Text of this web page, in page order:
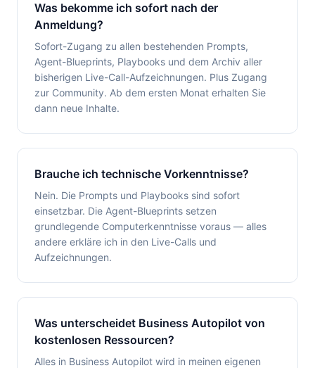
Was bekomme ich sofort nach der
Anmeldung?
Sofort-Zugang zu allen bestehenden Prompts,
Agent-Blueprints, Playbooks und dem Archiv aller
bisherigen Live-Call-Aufzeichnungen. Plus Zugang
zur Community. Ab dem ersten Monat erhalten Sie
dann neue Inhalte.
Brauche ich technische Vorkenntnisse?
Nein. Die Prompts und Playbooks sind sofort
einsetzbar. Die Agent-Blueprints setzen
grundlegende Computerkenntnisse voraus — alles
andere erkläre ich in den Live-Calls und
Aufzeichnungen.
Was unterscheidet Business Autopilot von
kostenlosen Ressourcen?
Alles in Business Autopilot wird in meinen eigenen